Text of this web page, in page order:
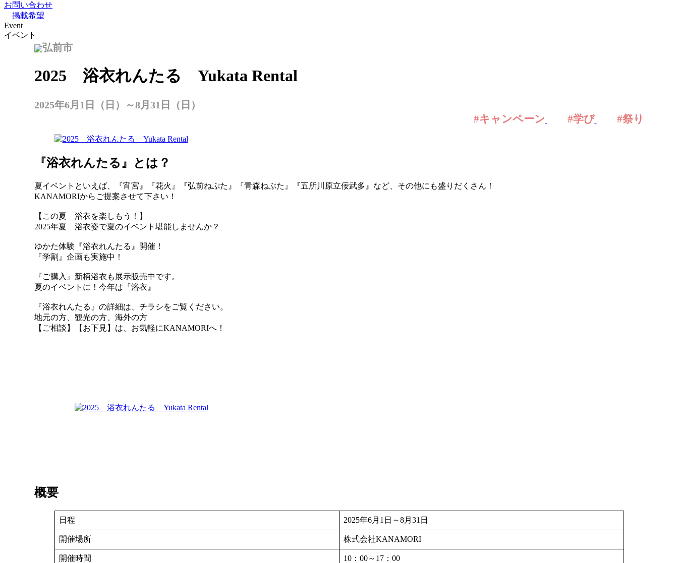
お問い合わせ
掲載希望
Event
イベント
弘前市
2025 浴衣れんたる Yukata Rental
2025年6月1日（日）～8月31日（日）
#キャンペーン #学び #祭り
『浴衣れんたる』とは？
夏イベントといえば、『宵宮』『花火』『弘前ねぷた』『青森ねぶた』『五所川原立佞武多』など、その他にも盛りだくさん！
KANAMORIからご提案させて下さい！
【この夏 浴衣を楽しもう！】
2025年夏 浴衣姿で夏のイベント堪能しませんか？
ゆかた体験『浴衣れんたる』開催！
『学割』企画も実施中！
『ご購入』新柄浴衣も展示販売中です。
夏のイベントに！今年は『浴衣』
『浴衣れんたる』の詳細は、チラシをご覧ください。
地元の方、観光の方、海外の方
【ご相談】【お下見】は、お気軽にKANAMORIへ！
概要
日程 2025年6月1日～8月31日
開催場所 株式会社KANAMORI
開催時間 10：00～17：00